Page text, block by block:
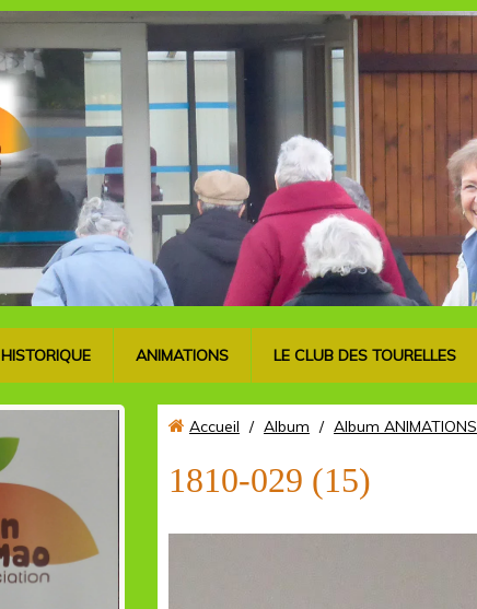
HISTORIQUE ANIMATIONS LE CLUB DES TOURELLES
Accueil / Album / Album ANIMATIONS
1810-029 (15)